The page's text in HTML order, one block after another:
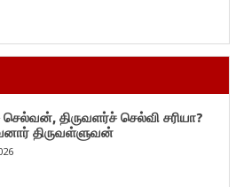
செல்வன், திருவளர்ச் செல்வி சரியா?
திருவள்ளுவன்